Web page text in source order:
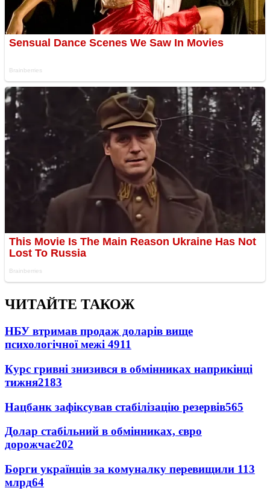
ЧИТАЙТЕ ТАКОЖ
НБУ втримав продаж доларів вище
психологічної межі 4911
Курс гривні знизився в обмінниках наприкінці
тижня2183
Нацбанк зафіксував стабілізацію резервів565
Долар стабільний в обмінниках, євро
дорожчає202
Борги українців за комуналку перевищили 113
млрд64